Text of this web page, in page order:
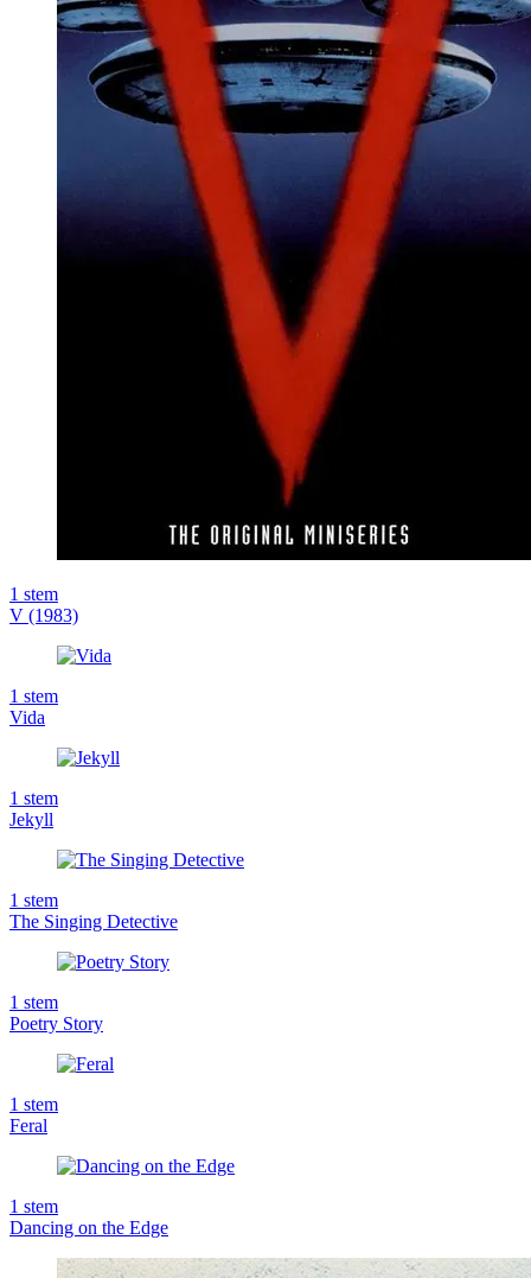
1 stem
V (1983)
1 stem
Vida
1 stem
Jekyll
1 stem
The Singing Detective
1 stem
Poetry Story
1 stem
Feral
1 stem
Dancing on the Edge